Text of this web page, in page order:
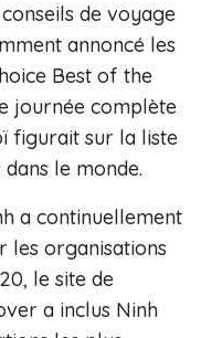
de voyage
annoncé les
Best of the
journée complète
figurait sur la liste
le monde.
a continuellement
les organisations
le site de
a inclus Ninh